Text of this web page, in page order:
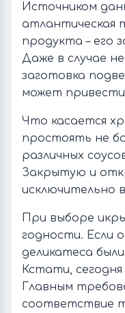
Источником
атлантическая
продукта – его
Даже в случае
заготовка
может
Что касается
простоять не
различных
Закрытую и
исключительно
При выборе
годности. Если
деликатеса
Кстати,
Главным
соответствие